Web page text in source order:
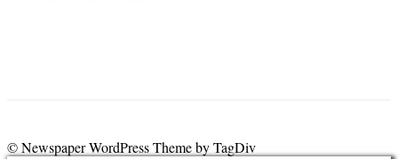
© Newspaper WordPress Theme by TagDiv